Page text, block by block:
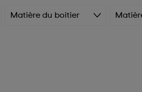
Matière du boitier